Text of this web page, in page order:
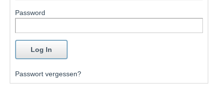
Password
Passwort vergessen?